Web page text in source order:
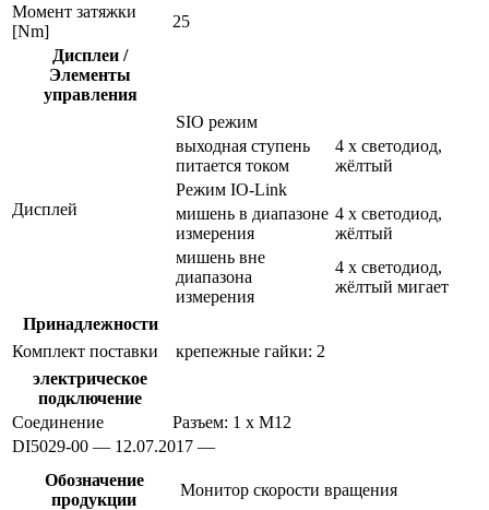
Момент затяжки
[Nm]
25
Дисплеи /
Элементы
управления
Дисплей
SIO режим
выходная ступень
питается током
4 x светодиод,
жёлтый
Режим IO-Link
мишень в диапазоне
измерения
4 x светодиод,
жёлтый
мишень вне
диапазона
измерения
4 x светодиод,
жёлтый мигает
Принадлежности
Комплект поставки
крепежные гайки: 2
электрическое
подключение
Соединение
Разъем: 1 x M12
DI5029-00 — 12.07.2017 —
Обозначение
продукции
Монитор скорости вращения